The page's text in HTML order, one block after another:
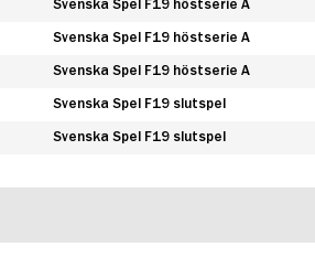
Svenska Spel F19 höstserie A
Svenska Spel F19 höstserie A
Svenska Spel F19 höstserie A
Svenska Spel F19 slutspel
Svenska Spel F19 slutspel